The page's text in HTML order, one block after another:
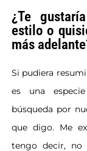
¿Te
estilo o
más
Si pudiera
es una
búsqueda por
que digo. Me
tengo decir, no